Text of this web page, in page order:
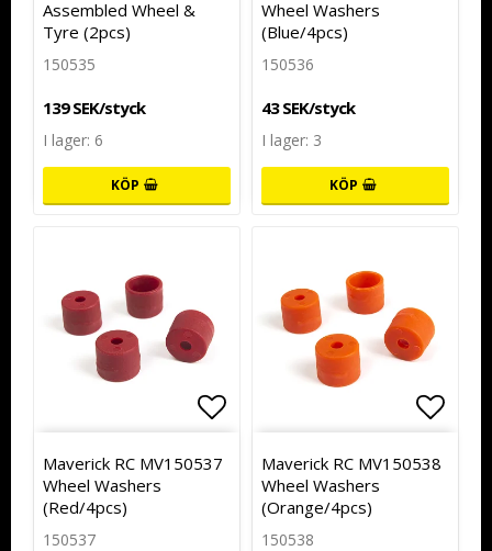
Assembled Wheel &
Tyre (2pcs)
150535
139 SEK/styck
I lager: 6
KÖP
Wheel Washers
(Blue/4pcs)
150536
43 SEK/styck
I lager: 3
KÖP
Lägg till i favoritlistan
Maverick RC MV150537
Wheel Washers
(Red/4pcs)
150537
Lägg
Maverick RC MV150538
Wheel Washers
(Orange/4pcs)
150538